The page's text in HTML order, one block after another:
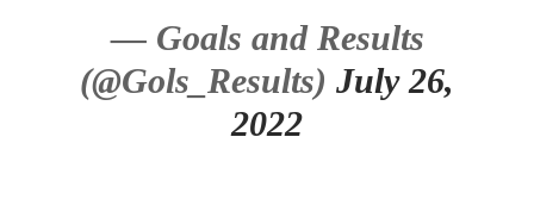
— Goals and Results
(@Gols_Results) July 26,
2022